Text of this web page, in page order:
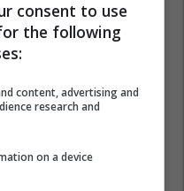
metodat
të përdoret si
në momentet kur
/Telegrafi/
consent to use
the following
content, advertising and
research and
on a device